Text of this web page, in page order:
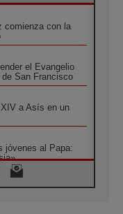
comienza con la
el Evangelio
San Francisco
a Asís en un
jóvenes al Papa:
en Roma en